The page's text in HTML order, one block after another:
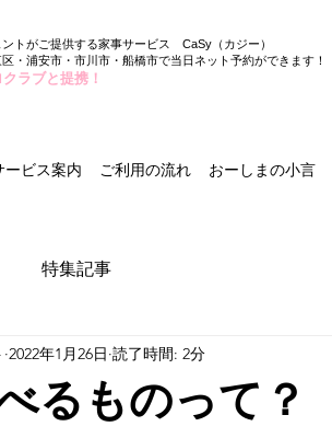
トがご提供する家事サービス CaSy （カジー）
・浦安市・市川市・船橋市で当日ネット予約ができます！
ラブと提携！
ービス案内 ご利用の流れ おーしまの小言
特集記事
るものって？
2022年1月26日 読了時間: 2分